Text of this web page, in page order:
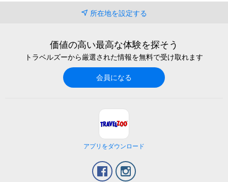
所在地を設定する
価値の高い最高な体験を探そう
トラベルズーから厳選された情報を無料で受け取れます
会員になる
アプリをダウンロード
Facebook